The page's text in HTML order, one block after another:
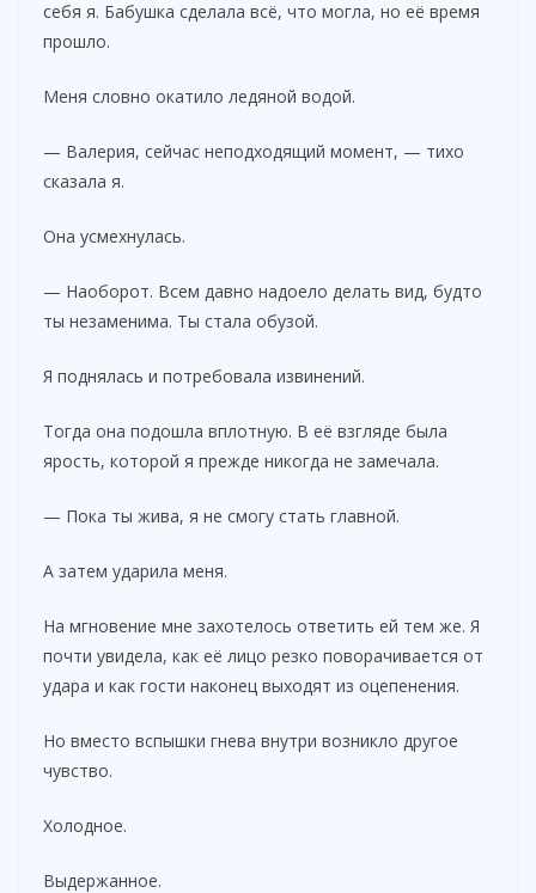
себя я. Бабушка сделала всё, что могла, но её время
прошло.
Меня словно окатило ледяной водой.
— Валерия, сейчас неподходящий момент, — тихо
сказала я.
Она усмехнулась.
— Наоборот. Всем давно надоело делать вид, будто
ты незаменима. Ты стала обузой.
Я поднялась и потребовала извинений.
Тогда она подошла вплотную. В её взгляде была
ярость, которой я прежде никогда не замечала.
— Пока ты жива, я не смогу стать главной.
А затем ударила меня.
На мгновение мне захотелось ответить ей тем же. Я
почти увидела, как её лицо резко поворачивается от
удара и как гости наконец выходят из оцепенения.
Но вместо вспышки гнева внутри возникло другое
чувство.
Холодное.
Выдержанное.